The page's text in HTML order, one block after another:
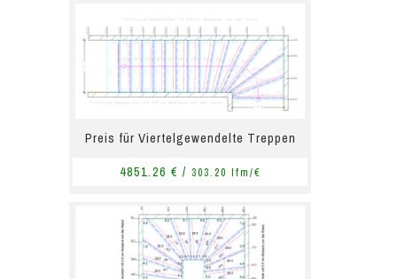
Preis für Viertelgewendelte Treppen
4851.26 € / 303.20 lfm/€